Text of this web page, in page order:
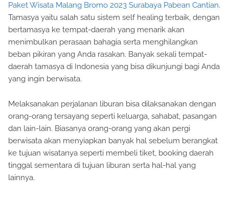
Paket Wisata Malang Bromo 2023 Surabaya Pabean Cantian.
Tamasya yaitu salah satu sistem self healing terbaik, dengan
bertamasya ke tempat-daerah yang menarik akan
menimbulkan perasaan bahagia serta menghilangkan
beban pikiran yang Anda rasakan. Banyak sekali tempat-
daerah tamasya di Indonesia yang bisa dikunjungi bagi Anda
yang ingin berwisata.
Melaksanakan perjalanan liburan bisa dilaksanakan dengan
orang-orang tersayang seperti keluarga, sahabat, pasangan
dan lain-lain. Biasanya orang-orang yang akan pergi
berwisata akan menyiapkan banyak hal sebelum berangkat
ke tujuan wisatanya seperti membeli tiket, booking daerah
tinggal sementara di tujuan liburan serta hal-hal yang
lainnya.